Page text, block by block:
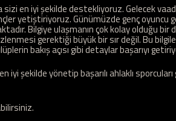
sizi en iyi şekilde destekliyoruz. Gelecek
yetiştiriyoruz. Günümüzde genç oyuncu
Bilgiye ulaşmanın çok kolay olduğu bir
gerektiği büyük bir sır değil. Bu
bakış açısı gibi detaylar başarıyı
iyi şekilde yönetip başarılı ahlaklı